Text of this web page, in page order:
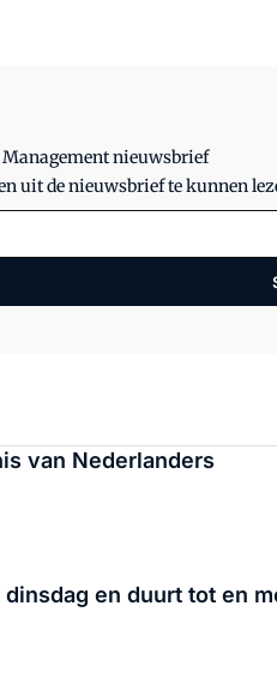
Management nieuwsbrief
uit de nieuwsbrief te kunnen
van Nederlanders
en duurt tot en